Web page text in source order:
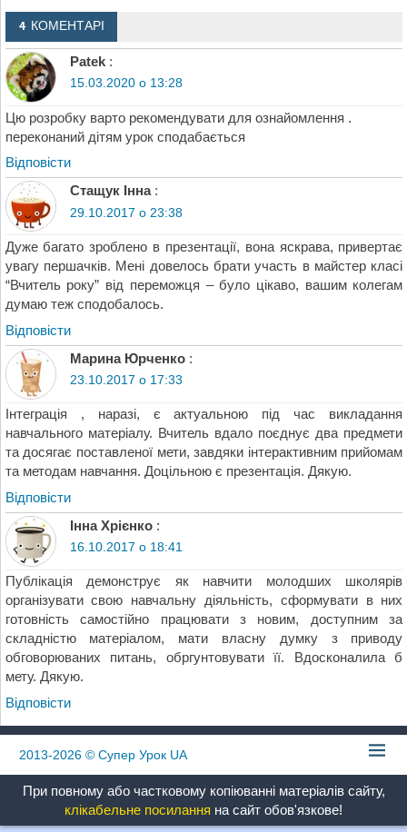
4 КОМЕНТАРІ
Patek :
15.03.2020 о 13:28
Цю розробку варто рекомендувати для ознайомлення .
переконаний дітям урок сподабається
Відповіcти
Стащук Інна :
29.10.2017 о 23:38
Дуже багато зроблено в презентації, вона яскрава, привертає
увагу першачків. Мені довелось брати участь в майстер класі
“Вчитель року” від переможця – було цікаво, вашим колегам
думаю теж сподобалось.
Відповіcти
Марина Юрченко :
23.10.2017 о 17:33
Інтеграція , наразі, є актуальною під час викладання
навчального матеріалу. Вчитель вдало поєднує два предмети
та досягає поставленої мети, завдяки інтерактивним прийомам
та методам навчання. Доцільною є презентація. Дякую.
Відповіcти
Інна Хрієнко :
16.10.2017 о 18:41
Публікація демонструє як навчити молодших школярів
організувати свою навчальну діяльність, сформувати в них
готовність самостійно працювати з новим, доступним за
складністю матеріалом, мати власну думку з приводу
обговорюваних питань, обргунтовувати її. Вдосконалила б
мету. Дякую.
Відповіcти
2013-2026 © Супер Урок UA
При повному або частковому копіюванні матеріалів сайту,
клікабельне посилання на сайт обов'язкове!